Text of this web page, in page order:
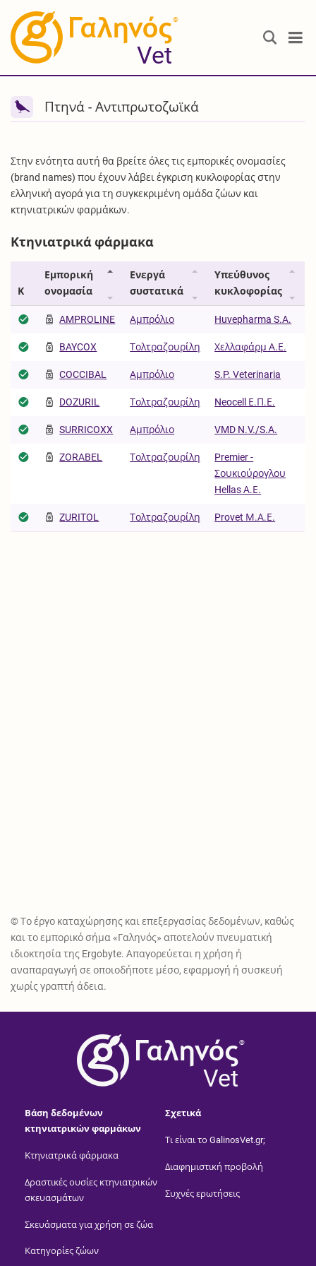
®
Vet
Πτηνά - Αντιπρωτοζωϊκά
Στην ενότητα αυτή θα βρείτε όλες τις εμπορικές ονομασίες
(brand names) που έχουν λάβει έγκριση κυκλοφορίας στην
ελληνική αγορά για τη συγκεκριμένη ομάδα ζώων και
κτηνιατρικών φαρμάκων.
Κτηνιατρικά φάρμακα
Κ
Εμπορική
ονομασία
Ενεργά
συστατικά
Υπεύθυνος
κυκλοφορίας
AMPROLINE Αμπρόλιο Huvepharma S.A.
BAYCOX Τολτραζουρίλη Χελλαφάρμ Α.Ε.
COCCIBAL Αμπρόλιο S.P. Veterinaria
DOZURIL Τολτραζουρίλη Neocell Ε.Π.Ε.
SURRICOXX Αμπρόλιο VMD N.V./S.A.
ZORABEL Τολτραζουρίλη
Premier -
Σουκιούρογλου
Hellas Α.Ε.
ZURITOL Τολτραζουρίλη Provet Μ.Α.Ε.
© Το έργο καταχώρησης και επεξεργασίας δεδομένων, καθώς
και το εμπορικό σήμα «Γαληνός» αποτελούν πνευματική
ιδιοκτησία της Ergobyte. Απαγορεύεται η χρήση ή
αναπαραγωγή σε οποιοδήποτε μέσο, εφαρμογή ή συσκευή
χωρίς γραπτή άδεια.
®
Vet
Βάση δεδομένων
κτηνιατρικών φαρμάκων
Κτηνιατρικά φάρμακα
Δραστικές ουσίες κτηνιατρικών
σκευασμάτων
Σκευάσματα για χρήση σε ζώα
Κατηγορίες ζώων
Σχετικά
Τι είναι το GalinosVet.gr;
Διαφημιστική προβολή
Συχνές ερωτήσεις